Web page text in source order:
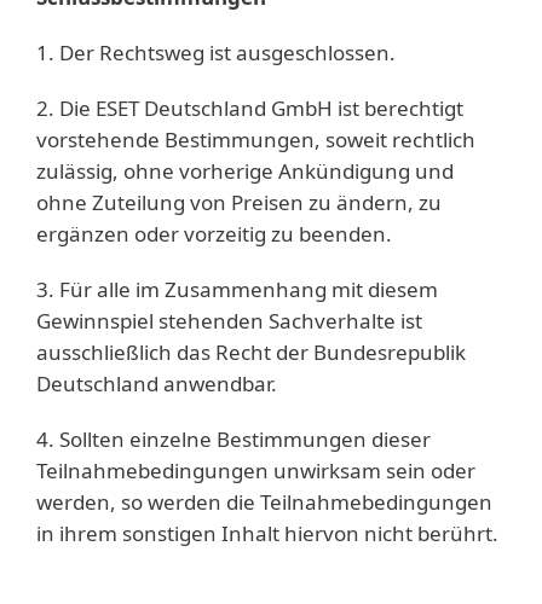
1. Der Rechtsweg ist ausgeschlossen.
2. Die ESET Deutschland GmbH ist berechtigt
vorstehende Bestimmungen, soweit rechtlich
zulässig, ohne vorherige Ankündigung und
ohne Zuteilung von Preisen zu ändern, zu
ergänzen oder vorzeitig zu beenden.
3. Für alle im Zusammenhang mit diesem
Gewinnspiel stehenden Sachverhalte ist
ausschließlich das Recht der Bundesrepublik
Deutschland anwendbar.
4. Sollten einzelne Bestimmungen dieser
Teilnahmebedingungen unwirksam sein oder
werden, so werden die Teilnahmebedingungen
in ihrem sonstigen Inhalt hiervon nicht berührt.